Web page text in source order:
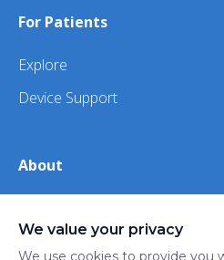
For Patients
Explore
Device Support
About
iHealth
We value your privacy
We use cookies to provide you